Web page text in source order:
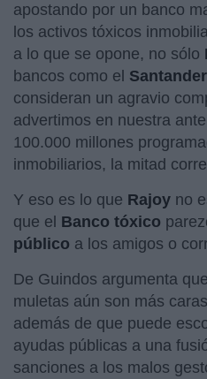
apostando por un banco
los activos tóxicos
a lo que se opone, no sólo
bancos como el Santander
consideran un agravio
advertimos en nuestra
100.000 millones
inmobiliarios, la mitad
Y eso es lo que Rajoy no
que el Banco tóxico
público a los amigos o
De Guindos argumenta
muletas aún son más
además de que puede
ayudas públicas a una
sanciones a los malos